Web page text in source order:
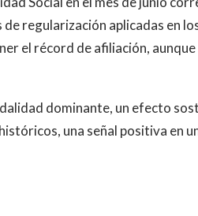
regularización aplicadas en
el récord de afiliación,
dominante, un efecto
una señal positiva en